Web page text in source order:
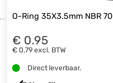
O-Ring 35X3.5mm NBR 70
€ 0.95
€ 0,79excl. BTW
Direct leverbaar.